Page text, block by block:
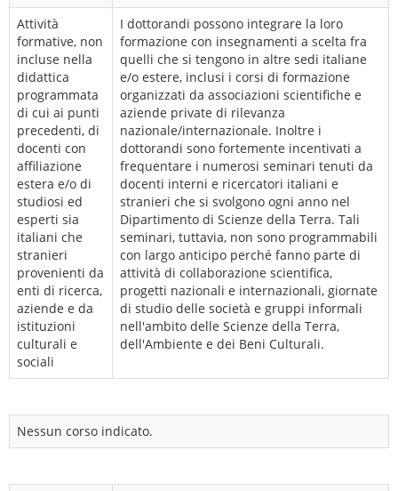
Attività
formative, non
incluse nella
didattica
programmata
di cui ai punti
precedenti, di
docenti con
affiliazione
estera e/o di
studiosi ed
esperti sia
italiani che
stranieri
provenienti da
enti di ricerca,
aziende e da
istituzioni
culturali e
sociali
I dottorandi possono integrare la loro
formazione con insegnamenti a scelta fra
quelli che si tengono in altre sedi italiane
e/o estere, inclusi i corsi di formazione
organizzati da associazioni scientifiche e
aziende private di rilevanza
nazionale/internazionale. Inoltre i
dottorandi sono fortemente incentivati a
frequentare i numerosi seminari tenuti da
docenti interni e ricercatori italiani e
stranieri che si svolgono ogni anno nel
Dipartimento di Scienze della Terra. Tali
seminari, tuttavia, non sono programmabili
con largo anticipo perché fanno parte di
attività di collaborazione scientifica,
progetti nazionali e internazionali, giornate
di studio delle società e gruppi informali
nell'ambito delle Scienze della Terra,
dell'Ambiente e dei Beni Culturali.
Nessun corso indicato.